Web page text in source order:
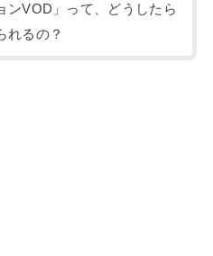
ンVOD」って、どうしたら
れるの？